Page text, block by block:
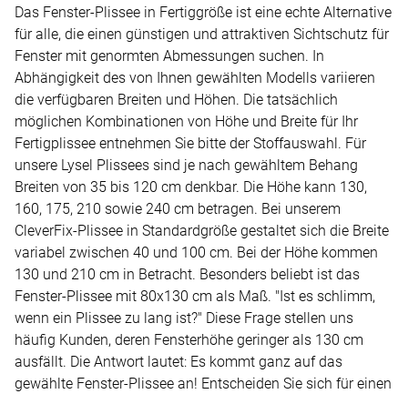
Das Fenster-Plissee in Fertiggröße ist eine echte Alternative
für alle, die einen günstigen und attraktiven Sichtschutz für
Fenster mit genormten Abmessungen suchen. In
Abhängigkeit des von Ihnen gewählten Modells variieren
die verfügbaren Breiten und Höhen. Die tatsächlich
möglichen Kombinationen von Höhe und Breite für Ihr
Fertigplissee entnehmen Sie bitte der Stoffauswahl. Für
unsere Lysel Plissees sind je nach gewähltem Behang
Breiten von 35 bis 120 cm denkbar. Die Höhe kann 130,
160, 175, 210 sowie 240 cm betragen. Bei unserem
CleverFix-Plissee in Standardgröße gestaltet sich die Breite
variabel zwischen 40 und 100 cm. Bei der Höhe kommen
130 und 210 cm in Betracht. Besonders beliebt ist das
Fenster-Plissee mit 80x130 cm als Maß. "Ist es schlimm,
wenn ein Plissee zu lang ist?" Diese Frage stellen uns
häufig Kunden, deren Fensterhöhe geringer als 130 cm
ausfällt. Die Antwort lautet: Es kommt ganz auf das
gewählte Fenster-Plissee an! Entscheiden Sie sich für einen